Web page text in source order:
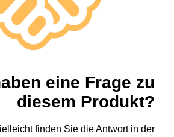
eine Frage zu
diesem Produkt?
finden Sie die Antwort in der